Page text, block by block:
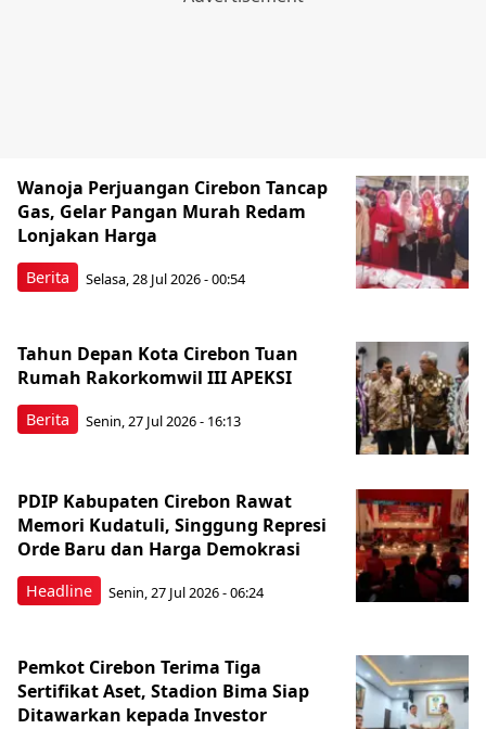
Berita
Wanoja Perjuangan Cirebon Tancap
Gas, Gelar Pangan Murah Redam
Lonjakan Harga
Selasa, 28 Jul 2026 - 00:54
Berita
Tahun Depan Kota Cirebon Tuan
Rumah Rakorkomwil III APEKSI
Senin, 27 Jul 2026 - 16:13
Headline
PDIP Kabupaten Cirebon Rawat
Memori Kudatuli, Singgung Represi
Orde Baru dan Harga Demokrasi
Senin, 27 Jul 2026 - 06:24
Pemkot Cirebon Terima Tiga
Sertifikat Aset, Stadion Bima Siap
Ditawarkan kepada Investor